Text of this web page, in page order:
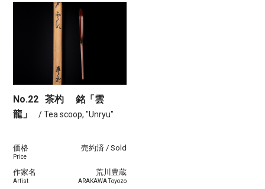
No.22 茶杓 銘「雲
龍」
/ Tea scoop, "Unryu"
価格
Price
売約済 / Sold
作家名
Artist
荒川豊蔵
ARAKAWA Toyozo